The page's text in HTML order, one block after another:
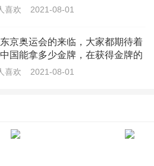
国各地的优秀运动员都会参
是为国争光的项目，自然是需
于为女孩子的身体发育考虑，
以上，是比较合理的。跳水运
高强度的训练。
，导致状态大跌，这次东京奥运
喜欢 2021-08-01
京奥运会的来临，大家都期待着
国能拿多少金牌，在获得金牌的
中，网友们不得不发现，奥运冠
喜欢 2021-08-01